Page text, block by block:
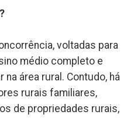
voltadas para
médio completo e
área rural. Contudo, há
rurais familiares,
de propriedades rurais,